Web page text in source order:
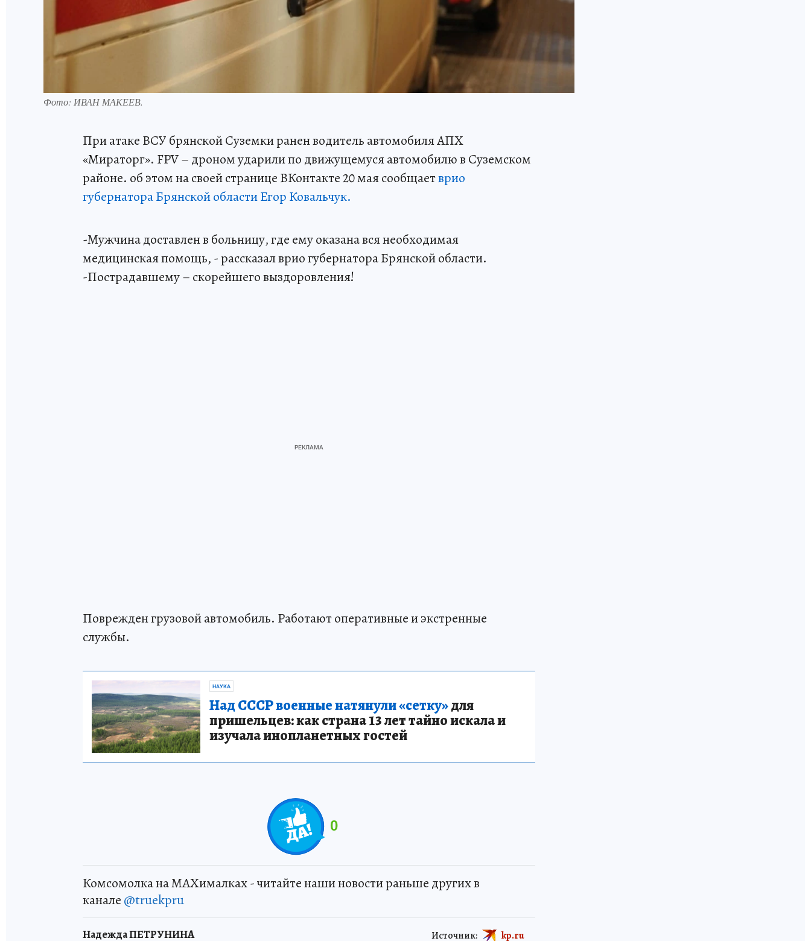
Фото: ИВАН МАКЕЕВ.
При атаке ВСУ брянской Суземки ранен водитель автомобиля АПХ
«Мираторг». FPV – дроном ударили по движущемуся автомобилю в Суземском
районе. об этом на своей странице ВКонтакте 20 мая сообщаетврио
губернатора Брянской области Егор Ковальчук.
-Мужчина доставлен в больницу, где ему оказана вся необходимая
медицинская помощь, - рассказал врио губернатора Брянской области.
-Пострадавшему – скорейшего выздоровления!
Поврежден грузовой автомобиль. Работают оперативные и экстренные
службы.
НАУКА
Над СССР военные натянули «сетку»для
пришельцев: как страна 13 лет тайно искала и
изучала инопланетных гостей
0
Комсомолка на MAXималках - читайте наши новости раньше других в
канале @truekpru
Надежда ПЕТРУНИНА Источник: kp.ru